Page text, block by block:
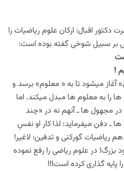
دکتور اقبال؛ ارکان علوم ریاضیات را
بر سبیل شوخی گفته بوده است:
!
آغاز میشود تا به « معلوم» برسد و
را به معلوم ها مبدل میکند. اما
در مجهول ها ـ آنهم نه در «چند
ـ دفن میفرماید؛ لذا کار او نفسِ
ریاضیات گورکنی و تدفین؛ لاغیر!
بزرگ! در علوم ریاضی را رفع نموده
پایه گذاری کرده است!!!